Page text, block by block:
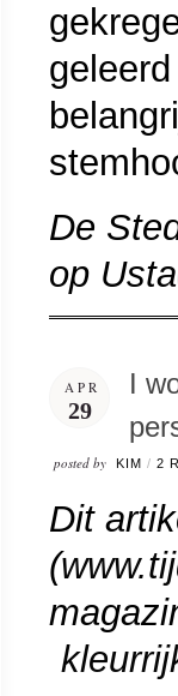
De
op
APR
29
I
posted by KIM / 2
Dit
(